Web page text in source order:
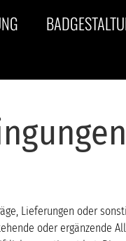
Lieferungen oder
oder ergänzende